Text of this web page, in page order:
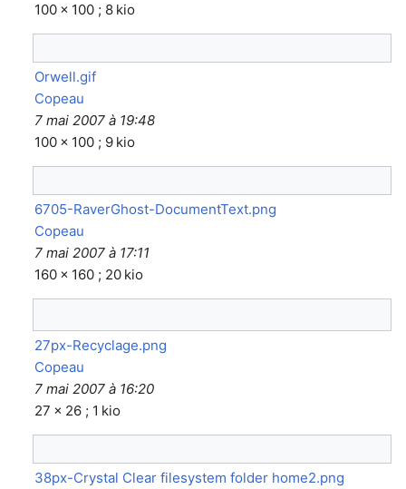
100 × 100 ; 8 kio
Orwell.gif
Copeau
7 mai 2007 à 19:48
100 × 100 ; 9 kio
6705-RaverGhost-DocumentText.png
Copeau
7 mai 2007 à 17:11
160 × 160 ; 20 kio
27px-Recyclage.png
Copeau
7 mai 2007 à 16:20
27 × 26 ; 1 kio
38px-Crystal Clear filesystem folder home2.png